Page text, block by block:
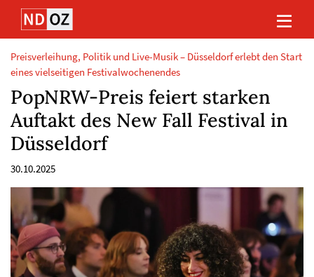
Direkt
Inhalt
(Eingabetaste)
Direkt
Hauptmenu
(Eingabetaste)
Direkt
Suche
(Eingabetaste)
Direkt
Footer
(Eingabetaste)
Preisverleihung, Politik und Live-Musik – Düsseldorf erlebt den Start
eines vielseitigen Festivalwochenendes
PopNRW-Preis feiert starken
Auftakt des New Fall Festival in
Düsseldorf
30.10.2025